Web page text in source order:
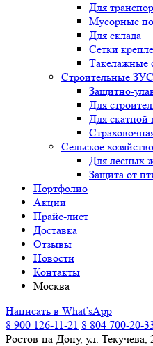
Для
Мусорные
Для склада
Сетки
Такелажные
Строительные
Защитно-
Для
Для
Сельское хозяйство
Для лесных
Защита от
Портфолио
Акции
Прайс-лист
Доставка
Отзывы
Новости
Контакты
Москва
Написать в What’sApp
8 900 126-11-21 8 804 700-20-
Ростов-на-Дону, ул. Текучева,